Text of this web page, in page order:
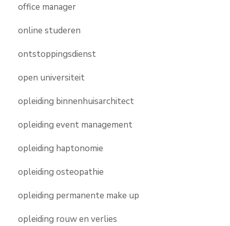
office manager
online studeren
ontstoppingsdienst
open universiteit
opleiding binnenhuisarchitect
opleiding event management
opleiding haptonomie
opleiding osteopathie
opleiding permanente make up
opleiding rouw en verlies